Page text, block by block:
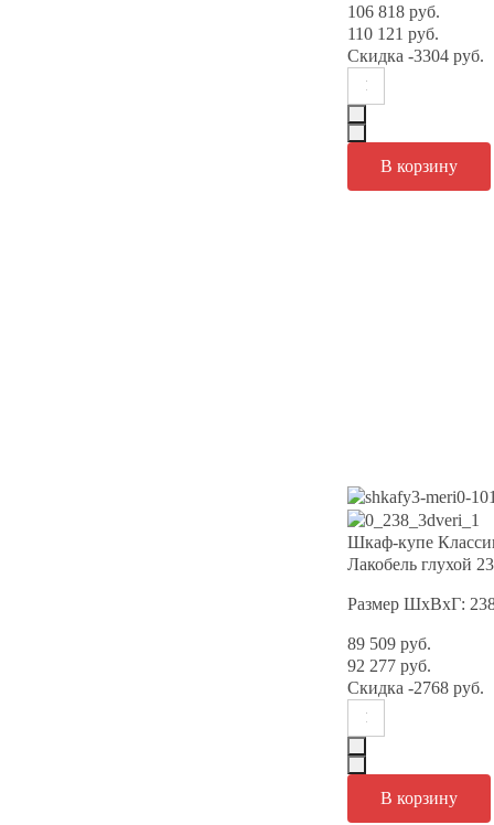
106 818 руб.
110 121 руб.
Скидка -3304 руб.
Шкаф-купе
Лакобель глухой
Размер ШхВхГ:
89 509 руб.
92 277 руб.
Скидка -2768 руб.